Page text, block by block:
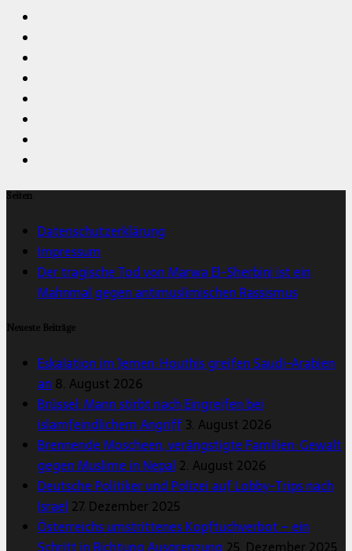
Seiten
Datenschutzerklärung
Impressum
Der tragische Tod von Marwa El-Sherbini ist ein
Mahnmal gegen antimuslimischen Rassismus
Neueste Beiträge
Eskalation im Jemen: Houthis greifen Saudi-Arabien
an 8. August 2026
Brüssel: Mann stirbt nach Eingreifen bei
islamfeindlichem Angriff3. August 2026
Brennende Moscheen, verängstigte Familien: Gewalt
gegen Muslime in Nepal 2. August 2026
Deutsche Politiker und Polizei auf Lobby-Trips nach
Israel 27. Dezember 2025
Österreichs umstrittenes Kopftuchverbot – ein
Schritt in Richtung Ausgrenzung 25. Dezember 2025